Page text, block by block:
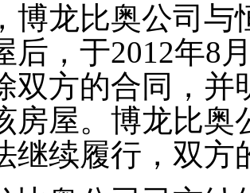
博龙比奥公司与
后，于2012年8
双方的合同，并
房屋。博龙比
继续履行，双方